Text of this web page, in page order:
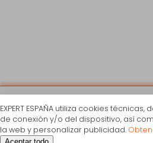
18,90€IVA Inc.
Ficha de información
del producto
EXPERT ESPAÑA utiliza cookies
de conexión y/o del dispositivo, así
la web y personalizar publicidad.